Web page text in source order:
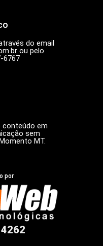
do email
ou pelo
6767
conteúdo em
sem
MT.
por